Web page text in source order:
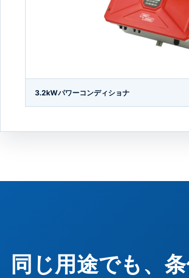
3.2kWパワーコンディショナ
同じ用途でも、